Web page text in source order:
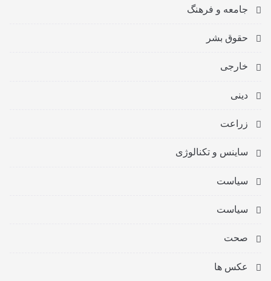
جامعه و فرهنگ
حقوق بشر
خارجی
دینی
زراعت
ساینس و تکنالوژی
سیاست
سیاست
صحت
عکس ها